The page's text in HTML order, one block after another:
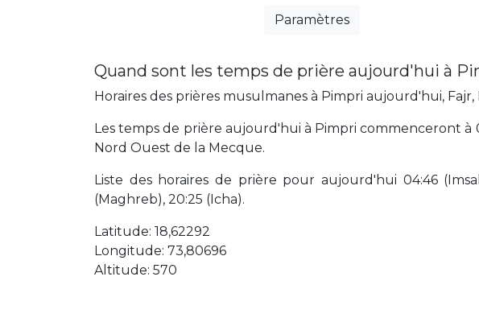
Paramètres
Quand sont les temps de prière aujourd'hui à
Horaires des prières musulmanes à Pimpri aujourd'hui,
Les temps de prière aujourd'hui à Pimpri commenceront à
Nord Ouest de la Mecque.
Liste des horaires de prière pour aujourd'hui 04:46
(Maghreb), 20:25 (Icha).
Latitude: 18,62292
Longitude: 73,80696
Altitude: 570